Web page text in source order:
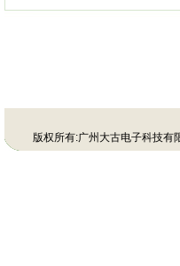
版权所有:广州大古电子科技